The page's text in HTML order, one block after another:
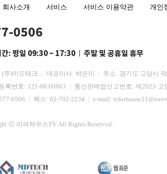
회사소개 서비스 서비스 이용약관 개인
0506
간: 평일 09:30 ~ 17:30 주말 및 공휴일 휴무
(주)미도테크 대표이사: 박은미
주소: 경기도 고양시
록번호: 121-88-00663
통신판매업신고번호: 제2023-고
0506 팩스: 02-702-2234 e-mail:
ⓒ 리퍼하우스TV. All Rights Reserved.